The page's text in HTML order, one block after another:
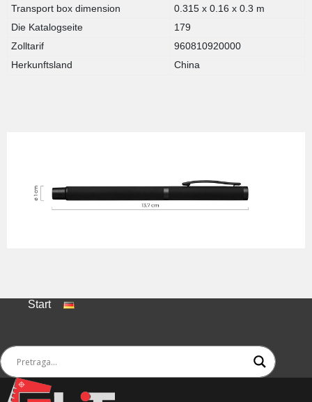
Transport box dimension
0.315 x 0.16 x 0.3 m
Die Katalogseite
179
Zolltarif
960810920000
Herkunftsland
China
Start